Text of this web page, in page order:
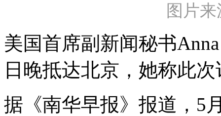
图片
美国首席副新闻秘书
日晚抵达北京，她称此
据《南华早报》报道，5